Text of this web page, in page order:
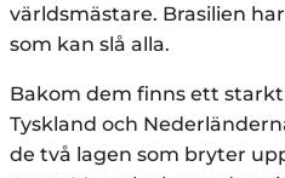
världsmästare. Brasilien
som kan slå alla.
Bakom dem finns ett
Tyskland och
de två lagen som bryter